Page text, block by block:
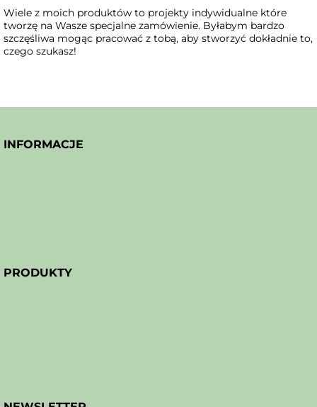
Wiele z moich produktów to projekty indywidualne które
tworzę na Wasze specjalne zamówienie. Byłabym bardzo
szczęśliwa mogąc pracować z tobą, aby stworzyć dokładnie to,
czego szukasz!
INFORMACJE
PRODUKTY